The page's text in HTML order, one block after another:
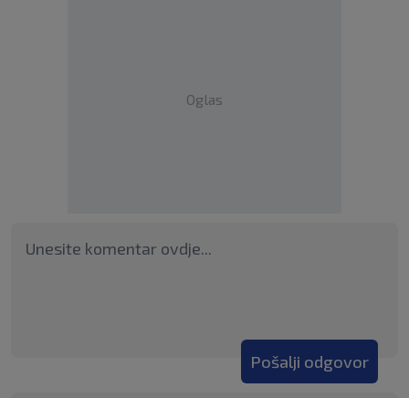
Oglas
Pošalji odgovor